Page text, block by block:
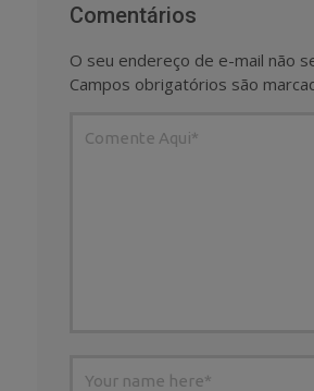
Comentários
O seu endereço de e-mail não
Campos obrigatórios são